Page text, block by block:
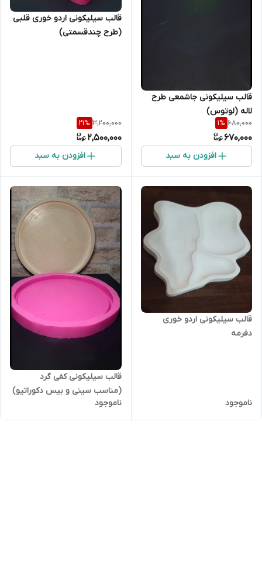
قالب سیلیکونی جاشمعی طرح
لاله (لوتوس)
680,000
1%
670,000
افزودن به سبد
قالب سیلیکونی اردو خوری قلبی
(طرح چند‌قسمتی)
3,200,000
21%
2,500,000
افزودن به سبد
قالب سیلیکونی اردو خوری
دفرمه
ناموجود
قالب سیلیکونی کفی گرد
(مناسب سینی و بیس دکوراتیو)
ناموجود